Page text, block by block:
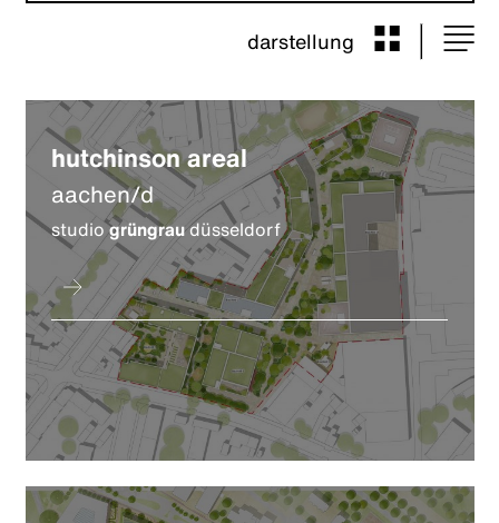
darstellung
hutchinson areal
aachen/d
studiogrüngraudüsseldorf